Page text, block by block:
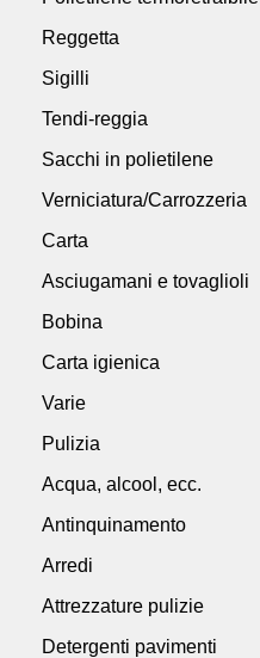
Reggetta
Sigilli
Tendi-reggia
Sacchi in polietilene
Verniciatura/Carrozzeria
Carta
Asciugamani e tovaglioli
Bobina
Carta igienica
Varie
Pulizia
Acqua, alcool, ecc.
Antinquinamento
Arredi
Attrezzature pulizie
Detergenti pavimenti